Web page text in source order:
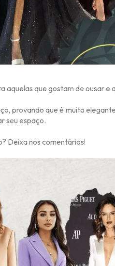
aquelas que gostam de ousar e
provando que é muito
seu espaço.
Deixa nos comentários!